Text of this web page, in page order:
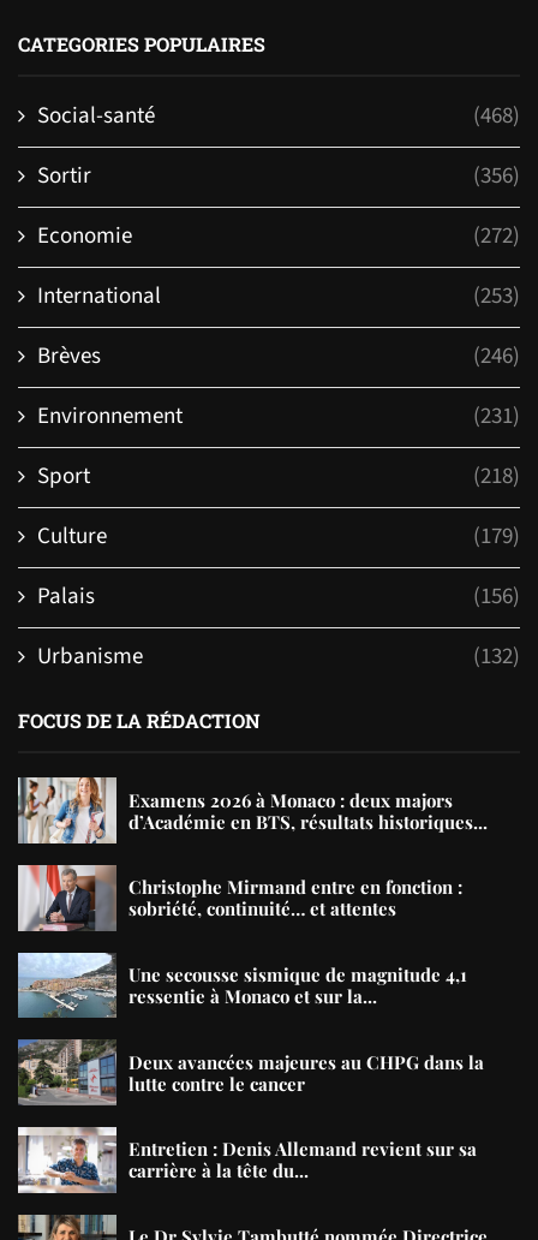
CATEGORIES POPULAIRES
Social-santé
(468)
Sortir
(356)
Economie
(272)
International
(253)
Brèves
(246)
Environnement
(231)
Sport
(218)
Culture
(179)
Palais
(156)
Urbanisme
(132)
FOCUS DE LA RÉDACTION
Examens 2026 à Monaco : deux majors
d’Académie en BTS, résultats historiques...
Christophe Mirmand entre en fonction :
sobriété, continuité… et attentes
Une secousse sismique de magnitude 4,1
ressentie à Monaco et sur la...
Deux avancées majeures au CHPG dans la
lutte contre le cancer
Entretien : Denis Allemand revient sur sa
carrière à la tête du...